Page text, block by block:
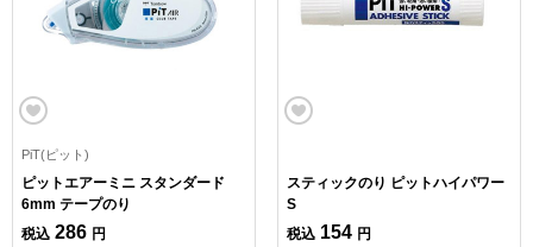
PiT(ピット)
ピットエアーミニ スタンダード
6mm テープのり
税込 286 円
スティックのり ピットハイパワー
S
税込 154 円